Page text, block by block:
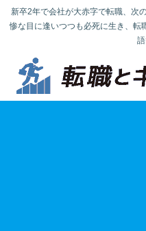
新卒2年で会社が大赤字で転職、次
惨な目に逢いつつも必死に生き、転
語